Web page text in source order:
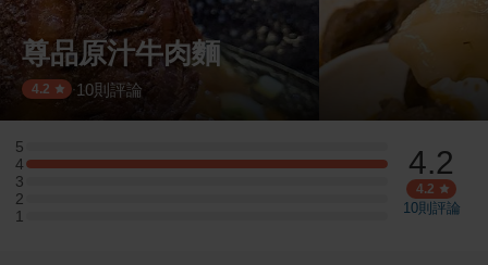
尊品原汁牛肉麵
4.2 ·10則評論
5
5 星：0 則評論
4
4 星：2 則評論
3
3 星：0 則評論
2
2 星：0 則評論
1
1 星：0 則評論
4.2
4.2
10則評論